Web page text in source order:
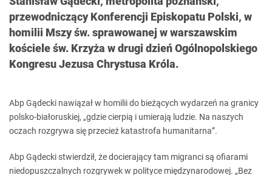
przewodniczący Konferencji Episkopatu Polski, w
homilii Mszy św. sprawowanej w warszawskim
kościele św. Krzyża w drugi dzień Ogólnopolskiego
Kongresu Jezusa Chrystusa Króla.
Abp Gądecki nawiązał w homilii do bieżących wydarzeń na granicy
polsko-białoruskiej, „gdzie cierpią i umierają ludzie. Na naszych
oczach rozgrywa się przecież katastrofa humanitarna”.
Abp Gądecki stwierdził, że docierający tam migranci są ofiarami
niedopuszczalnych rozgrywek w polityce międzynarodowej. „Bez